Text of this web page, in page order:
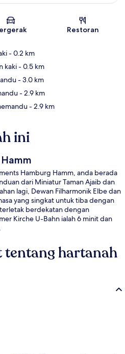
Peta
Restoran
- 0.2 km
kaki- 0.5 km
- 3.0 km
- 2.9 km
- 2.9 km
ini
Hamburg Hamm, anda berada
dari Miniatur Taman Ajaib dan
lagi, Dewan Filharmonik Elbe dan
yang singkat untuk tiba dengan
berdekatan dengan
Kirche U-Bahn ialah 6 minit dan
hartanah